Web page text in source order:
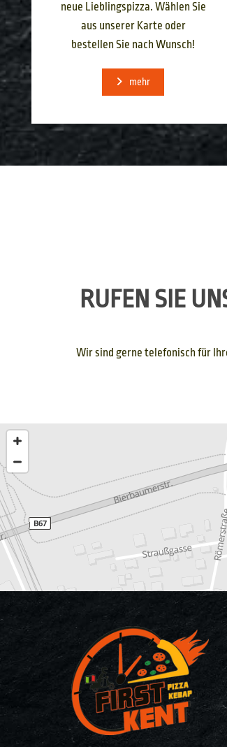
neue Lieblingspizza. Wählen Sie
aus unserer Karte oder
bestellen Sie nach Wunsch!
mehr
RUFEN SIE
Wir sind gerne telefonisch für